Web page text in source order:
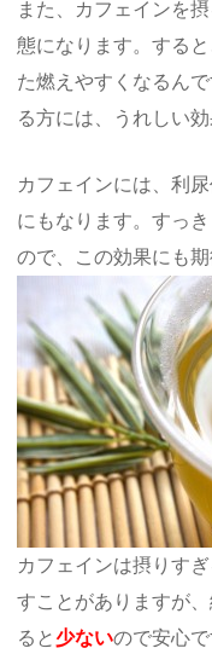
また、カフェインを
態になります。する
た燃えやすくなるん
る方には、うれしい
カフェインには、利
にもなります。すっ
ので、この効果にも
カフェインは摂りす
すことがありますが
ると少ないので安心で